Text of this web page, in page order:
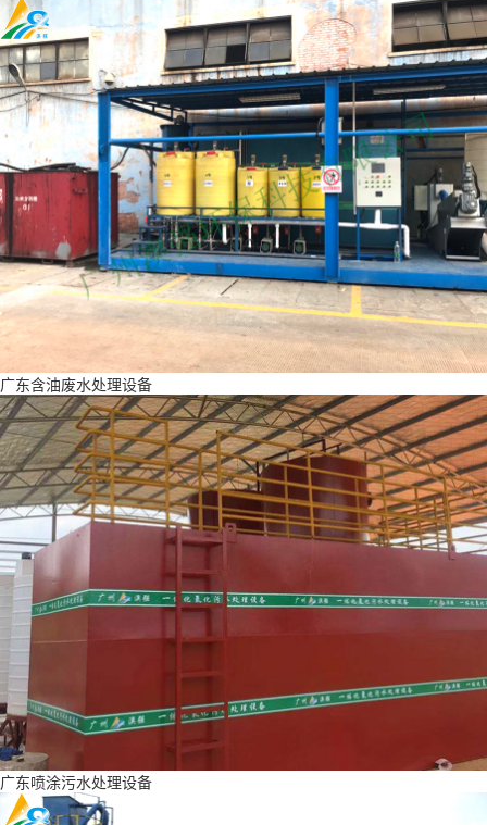
广东含油废水处理设备
广东喷涂污水处理设备